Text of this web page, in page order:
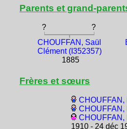
Parents et grand-
? ?
CHOUFFAN, Saül
Clément (I352357)
1885
Frères et sœurs
CHOUFFAN,
CHOUFFAN,
CHOUFFAN,
1910 - 24 déc